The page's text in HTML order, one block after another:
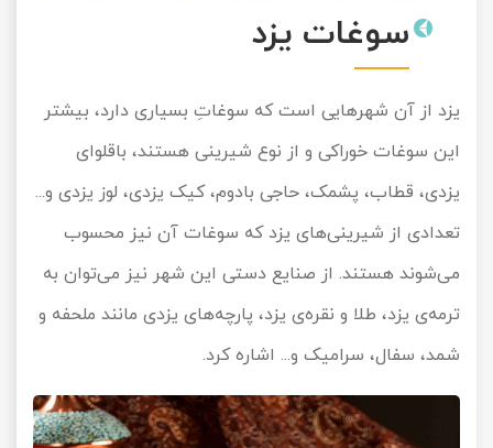
سوغات یزد
یزد از آن شهرهایی است که سوغاتِ بسیاری دارد، بیشتر
این سوغات خوراکی و از نوع شیرینی هستند، باقلوای
یزدی، قطاب، پشمک، حاجی بادوم، کیک یزدی، لوز یزدی و...
تعدادی از شیرینی‌های یزد که سوغات آن نیز محسوب
می‌شوند هستند. از صنایع دستی این شهر نیز می‌توان به
ترمه‌ی یزد، طلا و نقره‌ی یزد، پارچه‌های یزدی مانند ملحفه و
شمد، سفال، سرامیک و... اشاره کرد.